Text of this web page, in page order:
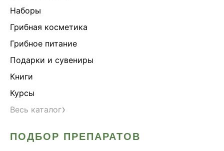
Наборы
Грибная косметика
Грибное питание
Подарки и сувениры
Книги
Курсы
Весь каталог›
ПОДБОР ПРЕПАРАТОВ